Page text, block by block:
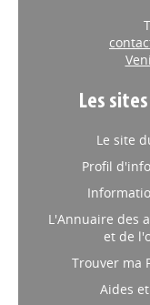
Les
Le site
Profil
L'Annuaire des
et de
Trouver ma
Aides